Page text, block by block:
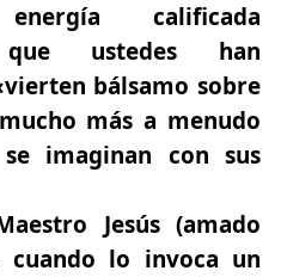
calificada
que ustedes han
bálsamo sobre
más a menudo
imaginan con sus
Jesús (amado
cuando lo invoca un